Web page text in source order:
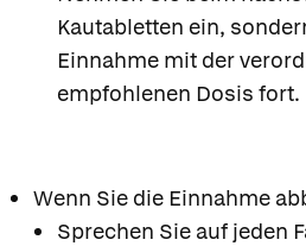
Kautabletten ein,
Einnahme mit der
empfohlenen Dosis fort.
Wenn Sie die Einnahme
Sprechen Sie auf jeden